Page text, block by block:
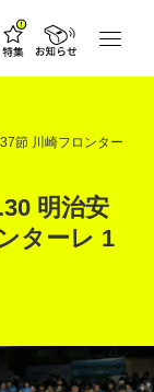
節 川崎フロンター
明治安
ターレ 1